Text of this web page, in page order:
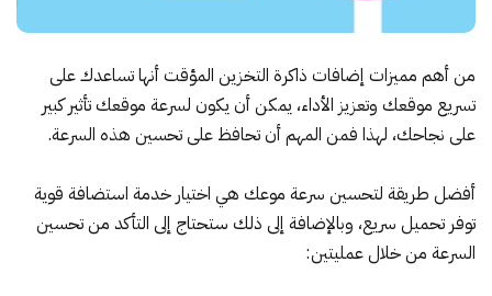
من أهم مميزات إضافات ذاكرة التخزين المؤقت أنها تساعدك على
تسريع موقعك وتعزيز الأداء، يمكن أن يكون لسرعة موقعك تأثير كبير
على نجاحك، لهذا فمن المهم أن تحافظ على تحسين هذه السرعة.
أفضل طريقة لتحسين سرعة موعك هي اختيار خدمة استضافة قوية
توفر تحميل سريع، وبالإضافة إلى ذلك ستحتاج إلى التأكد من تحسين
السرعة من خلال عمليتين: